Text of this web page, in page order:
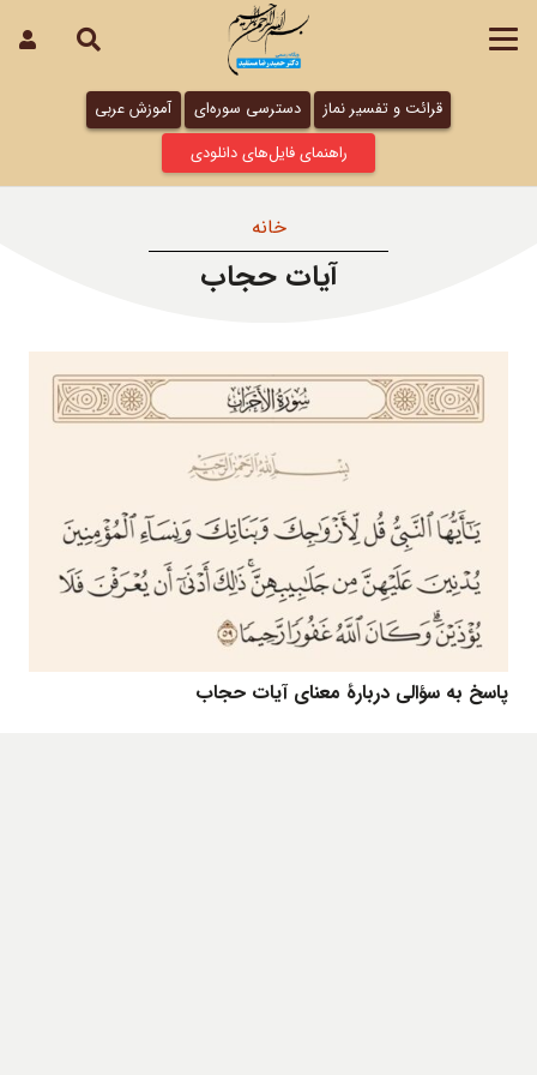
قرائت و تفسیر نماز دسترسی سوره‌ای
آموزش عربی
راهنمای فایل‌های دانلودی
خانه
آیات حجاب
پاسخ به سؤالی دربارۀ معنای آیات حجاب